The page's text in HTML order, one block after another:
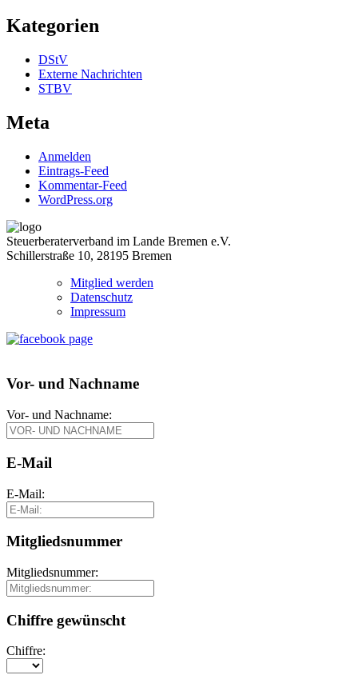
Kategorien
DStV
Externe Nachrichten
STBV
Meta
Anmelden
Eintrags-Feed
Kommentar-Feed
WordPress.org
Steuerberaterverband im Lande Bremen e.V.
Schillerstraße 10, 28195 Bremen
Mitglied werden
Datenschutz
Impressum
Vor- und Nachname
Vor- und Nachname:
E-Mail
E-Mail:
Mitgliedsnummer
Mitgliedsnummer:
Chiffre gewünscht
Chiffre: